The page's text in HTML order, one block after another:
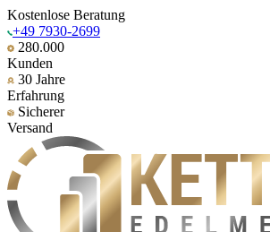
Kostenlose Beratung
+49 7930-2699
280.000
Kunden
30 Jahre
Erfahrung
Sicherer
Versand